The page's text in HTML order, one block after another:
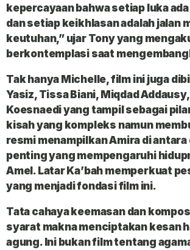
kepercayaan bahwa setiap luka
dan setiap keikhlasan adalah jalan
keutuhan,” ujar Tony yang
berkontemplasi saat
Tak hanya Michelle, film ini juga
Yasiz, Tissa Biani, Miqdad
Koesnaedi yang tampil sebagai
kisah yang kompleks namun
resmi menampilkan Amira di
penting yang mempengaruhi
Amel. Latar Ka’bah memperkuat
yang menjadi fondasi film ini.
Tata cahaya keemasan dan
syarat makna menciptakan kesan
agung. Ini bukan film tentang